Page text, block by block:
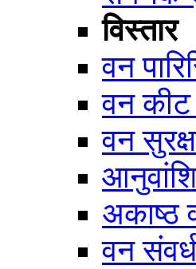
विस्तार
वन
वन कीट
वन
अकाष्ठ
वन